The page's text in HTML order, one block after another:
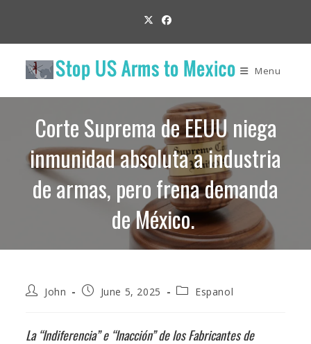
content
Menu
Corte Suprema de EEUU niega
inmunidad absoluta a industria
de armas, pero frena demanda
de México.
PostJohn
PostJune 5, 2025
PostEspanol
La “Indiferencia” e “Inacción” de los Fabricantes de